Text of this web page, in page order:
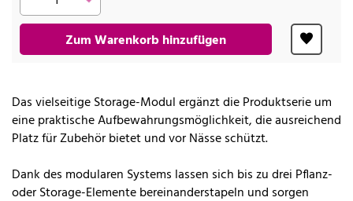
Zum Warenkorb hinzufügen
Das vielseitige Storage-Modul ergänzt die Produktserie um
eine praktische Aufbewahrungsmöglichkeit, die ausreichend
Platz für Zubehör bietet und vor Nässe schützt.
Dank des modularen Systems lassen sich bis zu drei Pflanz-
oder Storage-Elemente bereinanderstapeln und sorgen